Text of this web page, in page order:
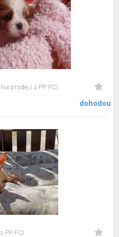
Na prodej s PP FCI
dohodou
s PP FCI